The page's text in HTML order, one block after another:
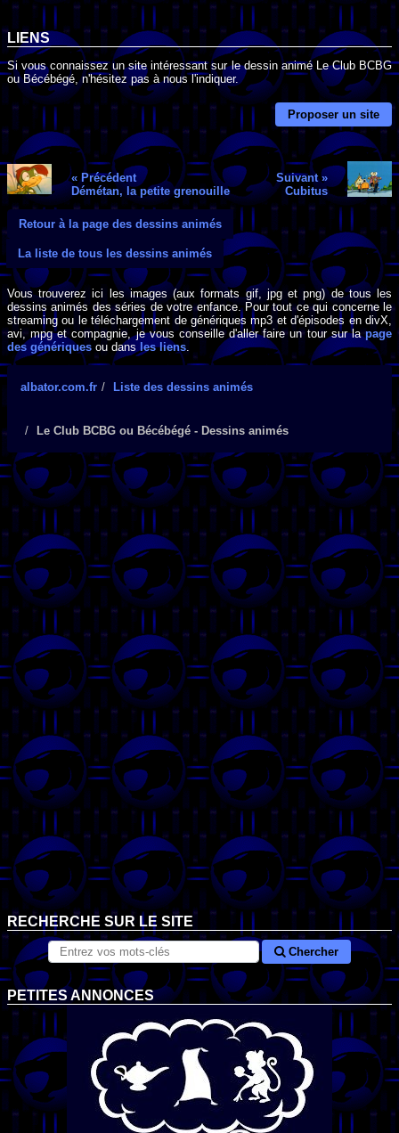
LIENS
Si vous connaissez un site intéressant sur le dessin animé Le Club BCBG
ou Bécébégé, n'hésitez pas à nous l'indiquer.
Proposer un site
« Précédent
Démétan, la petite grenouille
Suivant »
Cubitus
Retour à la page des dessins animés
La liste de tous les dessins animés
Vous trouverez ici les images (aux formats gif, jpg et png) de tous les
dessins animés des séries de votre enfance. Pour tout ce qui concerne le
streaming ou le téléchargement de génériques mp3 et d'épisodes en divX,
avi, mpg et compagnie, je vous conseille d'aller faire un tour sur lapage
des génériques ou dansles liens.
albator.com.fr Liste des dessins animés
Le Club BCBG ou Bécébégé - Dessins animés
RECHERCHE SUR LE SITE
Chercher
PETITES ANNONCES